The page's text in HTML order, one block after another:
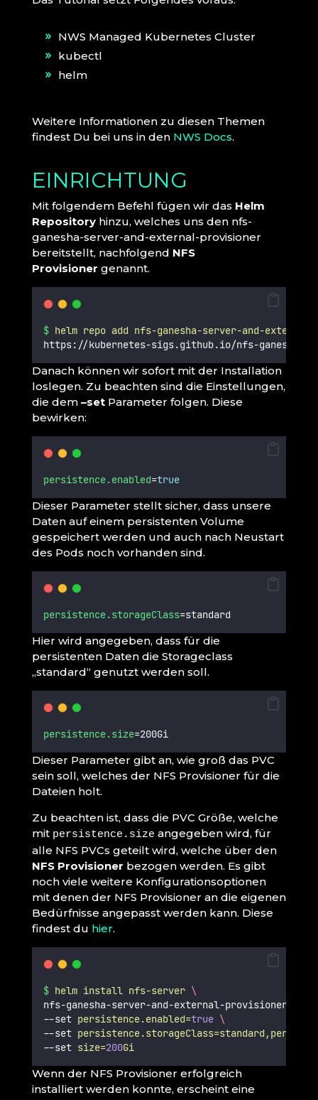
NWS Managed Kubernetes Cluster
kubectl
helm
Weitere Informationen zu diesen Themen
findest Du bei uns in den NWS Docs.
EINRICHTUNG
Mit folgendem Befehl fügen wir das Helm
Repositoryhinzu, welches uns den nfs-
ganesha-server-and-external-provisioner
bereitstellt, nachfolgend NFS
Provisioner genannt.
$ helm repo add nfs-ganesha-server-and-
https://kubernetes-sigs.github.io/nfs-ganesha-
Danach können wir sofort mit der Installation
loslegen. Zu beachten sind die Einstellungen,
die dem –setParameter folgen. Diese
bewirken:
persistence.enabled=true
Dieser Parameter stellt sicher, dass unsere
Daten auf einem persistenten Volume
gespeichert werden und auch nach Neustart
des Pods noch vorhanden sind.
persistence.storageClass=standard
Hier wird angegeben, dass für die
persistenten Daten die Storageclass
„standard“ genutzt werden soll.
persistence.size=200Gi
Dieser Parameter gibt an, wie groß das PVC
sein soll, welches der NFS Provisioner für die
Dateien holt.
Zu beachten ist, dass die PVC Größe, welche
mit persistence.size angegeben wird, für
alle NFS PVCs geteilt wird, welche über den
NFS Provisioner bezogen werden. Es gibt
noch viele weitere Konfigurationsoptionen
mit denen der NFS Provisioner an die eigenen
Bedürfnisse angepasst werden kann. Diese
findest du hier.
$ helm install nfs-server \
nfs-ganesha-server-and-external-provisioner/
--set persistence.enabled=true \
--set
--set size=200Gi
Wenn der NFS Provisioner erfolgreich
installiert werden konnte, erscheint eine